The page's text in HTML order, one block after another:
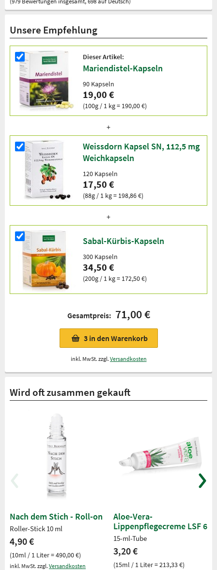
Unsere Empfehlung
Dieser Artikel:
Mariendistel-Kapseln
90 Kapseln
19,00 €
(100g / 1 kg = 190,00 €)
Weissdorn Kapsel SN, 112,5 mg
Weichkapseln
120 Kapseln
17,50 €
(88g / 1 kg = 198,86 €)
Sabal-Kürbis-Kapseln
300 Kapseln
34,50 €
(200g / 1 kg = 172,50 €)
Gesamtpreis: 71,00 €
3 in den Warenkorb
inkl. MwSt. zzgl. Versandkosten
Wird oft zusammen gekauft
Nach dem Stich - Roll-on
Roller-Stick 10 ml
4,90 €
(10ml / 1 Liter = 490,00 €)
inkl. MwSt. zzgl. Versandkosten
Aloe-Vera-
Lippenpflegecreme LSF 6
15-ml-Tube
3,20 €
(15ml / 1 Liter = 213,33 €)